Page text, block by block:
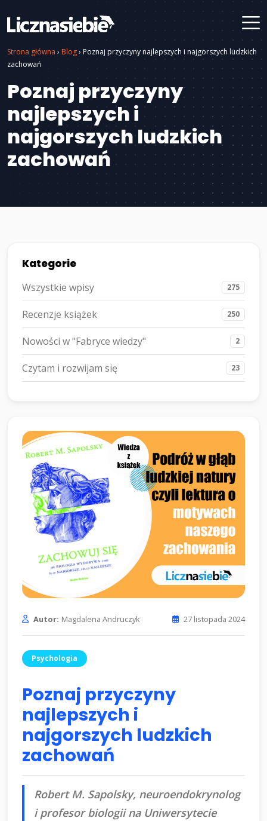
Strona główna › Blog› Poznaj przyczyny najlepszych i najgorszych ludzkich
zachowań
Poznaj przyczyny
najlepszych i
najgorszych ludzkich
zachowań
Kategorie
Wszystkie wpisy 275
Recenzje książek 250
Nowości w "Fabryce wiedzy" 2
Czytam i rozwijam się 23
Autor: Magdalena Andruczyk 27 listopada 2024
Psychologia
Poznaj przyczyny
najlepszych i
najgorszych ludzkich
zachowań
Robert M. Sapolsky, neuroendokrynolog
i profesor biologii na Uniwersytecie